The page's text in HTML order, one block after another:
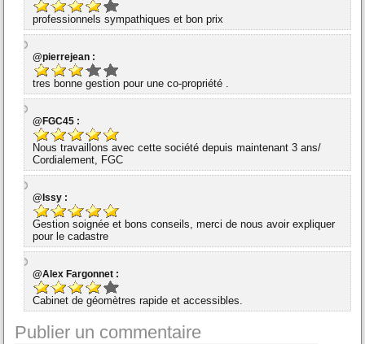
professionnels sympathiques et bon prix
@pierrejean :
tres bonne gestion pour une co-propriété .
@FGC45 :
Nous travaillons avec cette société depuis maintenant 3 ans/
Cordialement, FGC
@Issy :
Gestion soignée et bons conseils, merci de nous avoir expliquer
pour le cadastre
@Alex Fargonnet :
Cabinet de géomètres rapide et accessibles.
Publier un commentaire